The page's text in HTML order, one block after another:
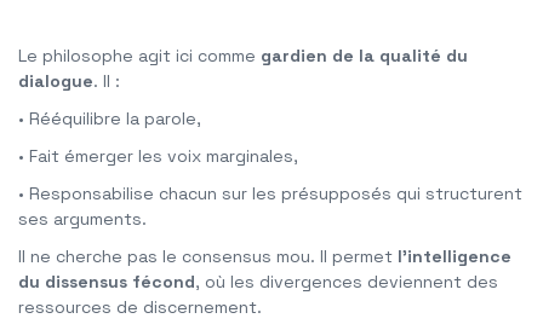
Le philosophe agit ici comme gardien de la qualité du
dialogue. Il :
• Rééquilibre la parole,
• Fait émerger les voix marginales,
• Responsabilise chacun sur les présupposés qui structurent
ses arguments.
Il ne cherche pas le consensus mou. Il permet l’intelligence
du dissensus fécond, où les divergences deviennent des
ressources de discernement.